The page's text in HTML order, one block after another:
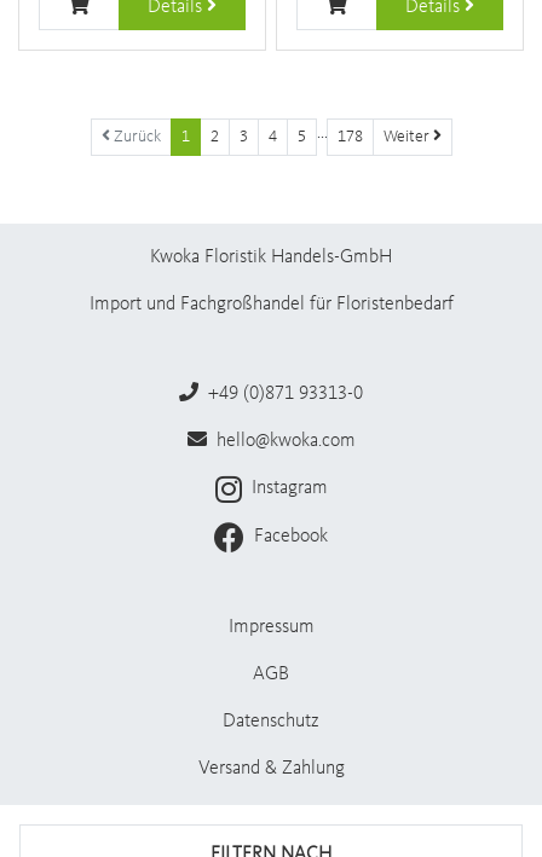
Details Details
Zurück 1 2 3 4 5 ... 178 Weiter
Kwoka Floristik Handels-GmbH
Import und Fachgroßhandel für Floristenbedarf
+49 (0)871 93313-0
hello@kwoka.com
Instagram
Facebook
Impressum
AGB
Datenschutz
Versand & Zahlung